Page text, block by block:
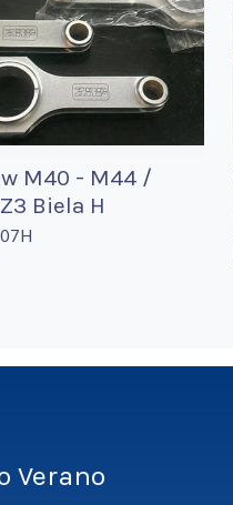
M40 - M44 /
Biela H
Verano